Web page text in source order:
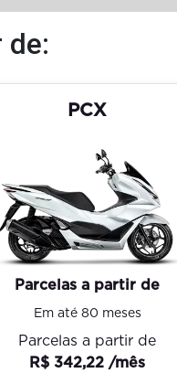
PCX
Parcelas a partir de
Em até 80 meses
Parcelas a partir de
R$ 342,22 /mês